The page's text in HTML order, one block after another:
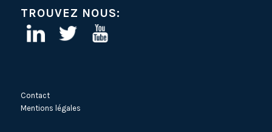
TROUVEZ NOUS:
Contact
Mentions légales